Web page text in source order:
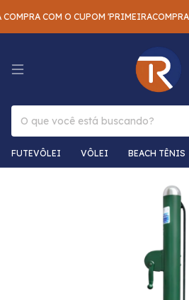
COM O CUPOM 'PRIMEIRACOMPRA'
FUTEVÔLEI VÔLEI BEACH TÊNIS